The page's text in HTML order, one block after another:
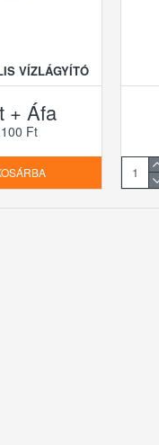
VÍZLÁGYÍTÓ
+ Áfa
Ft